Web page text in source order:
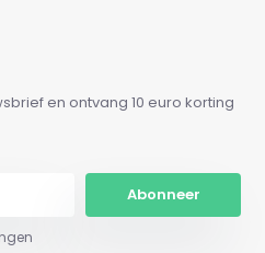
en ontvang 10 euro korting
Abonneer